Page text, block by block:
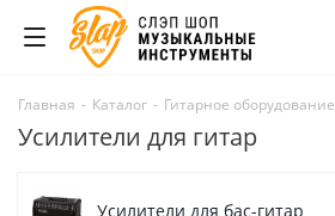
Главная - Каталог - Гитарное оборудование
Усилители для гитар
Усилители для бас-гитар